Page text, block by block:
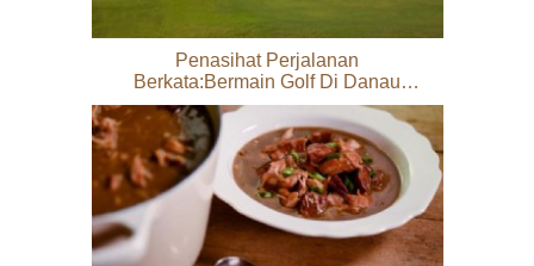
Penasihat Perjalanan
Berkata:Bermain Golf Di Danau
Charles